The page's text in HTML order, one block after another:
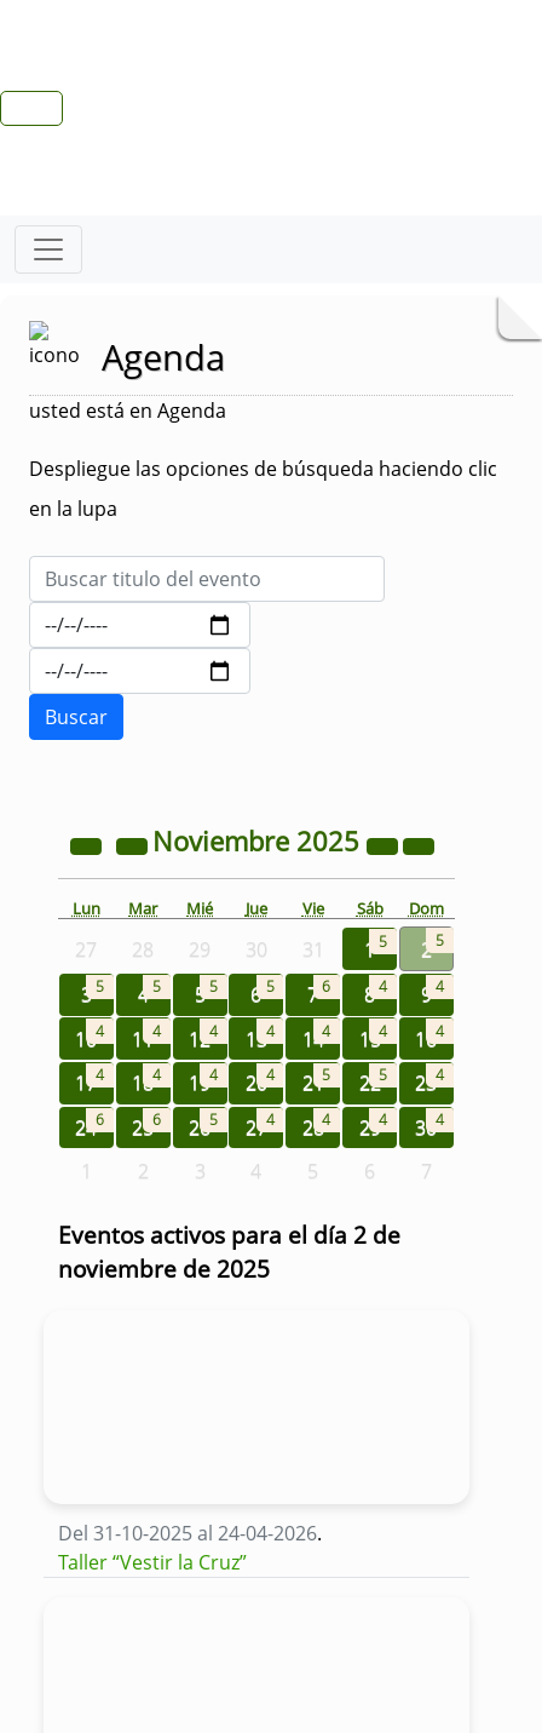
Agenda
usted está en Agenda
Despliegue las opciones de búsqueda haciendo clic
en la lupa
Noviembre 2025
Lun Mar Mié Jue Vie Sáb Dom
27 28 29 30 31 15 25
35 45 55 6 5 76 84 94
104 114 124 134 144 154 164
174 184 194 204 215 225 234
246 256 265 274 284 294 304
1 2 3 4 5 6 7
Eventos activos para el día 2 de
noviembre de 2025
Del 31-10-2025 al 24-04-2026.
Taller “Vestir la Cruz”